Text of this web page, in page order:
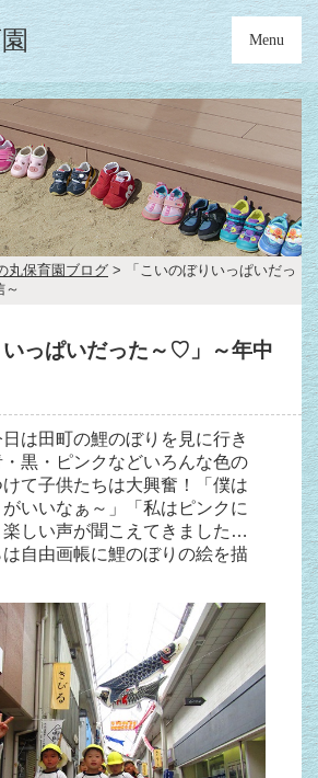
Menu
丸保育園ブログ >
「こいのぼりいっぱいだっ
いっぱいだった～♡」～年中
は田町の鯉のぼりを見に行き
黒・ピンクなどいろんな色の
て子供たちは大興奮！「僕は
いいなぁ～」「私はピンクに
しい声が聞こえてきました…
自由画帳に鯉のぼりの絵を描